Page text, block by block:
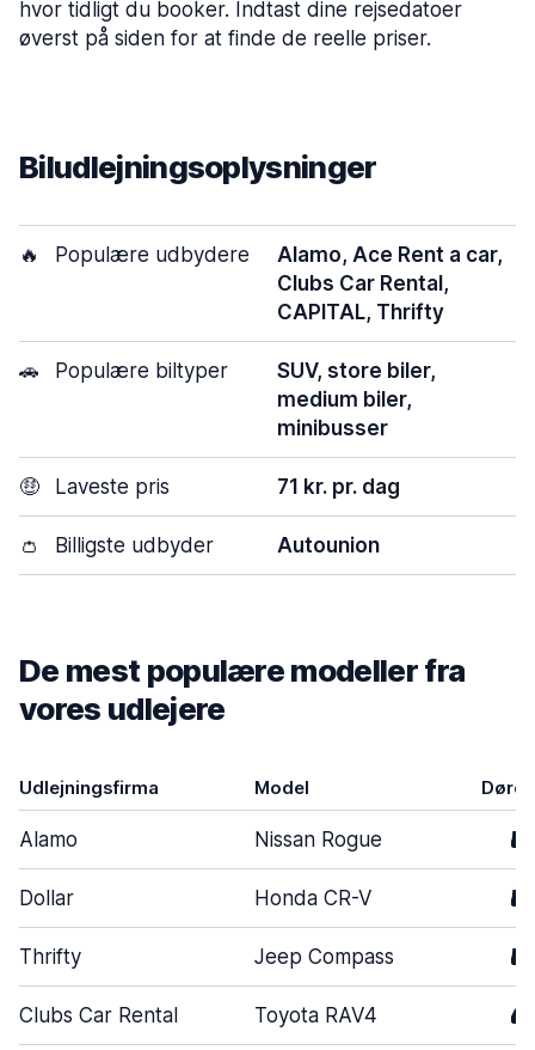
hvor tidligt du booker. Indtast dine rejsedatoer
øverst på siden for at finde de reelle priser.
Biludlejningsoplysninger
🔥 Populære udbydere
Alamo, Ace Rent a car,
Clubs Car Rental,
CAPITAL, Thrifty
🚗 Populære biltyper
SUV, store biler,
medium biler,
minibusser
🤑 Laveste pris 71 kr. pr. dag
👛 Billigste udbyder Autounion
De mest populære modeller fra
vores udlejere
Udlejningsfirma Model Døre
Alamo Nissan Rogue 5
Dollar Honda CR-V 5
Thrifty Jeep Compass 5
Clubs Car Rental Toyota RAV4 4